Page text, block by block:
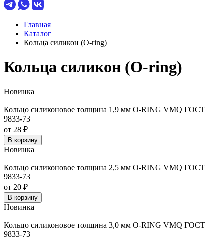
Главная
Каталог
Кольца силикон (O-ring)
Кольца силикон (O-ring)
Новинка
Кольцо силиконовое толщина 1,9 мм O-RING VMQ ГОСТ
9833-73
от 28 ₽
В корзину
Новинка
Кольцо силиконовое толщина 2,5 мм O-RING VMQ ГОСТ
9833-73
от 20 ₽
В корзину
Новинка
Кольцо силиконовое толщина 3,0 мм O-RING VMQ ГОСТ
9833-73